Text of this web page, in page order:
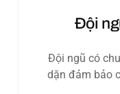
Đội
Đội ngũ có
dặn đảm bảo